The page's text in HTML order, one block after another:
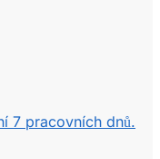
7 pracovních dnů.